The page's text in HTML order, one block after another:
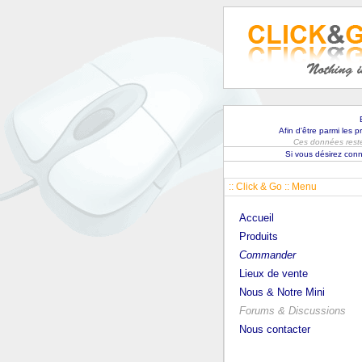
Afin d'être parmi les
Ces données
Si vous désirez
:: Click & Go :: Menu
Accueil
Produits
Commander
Lieux de vente
Nous & Notre Mini
Forums & Discussions
Nous contacter